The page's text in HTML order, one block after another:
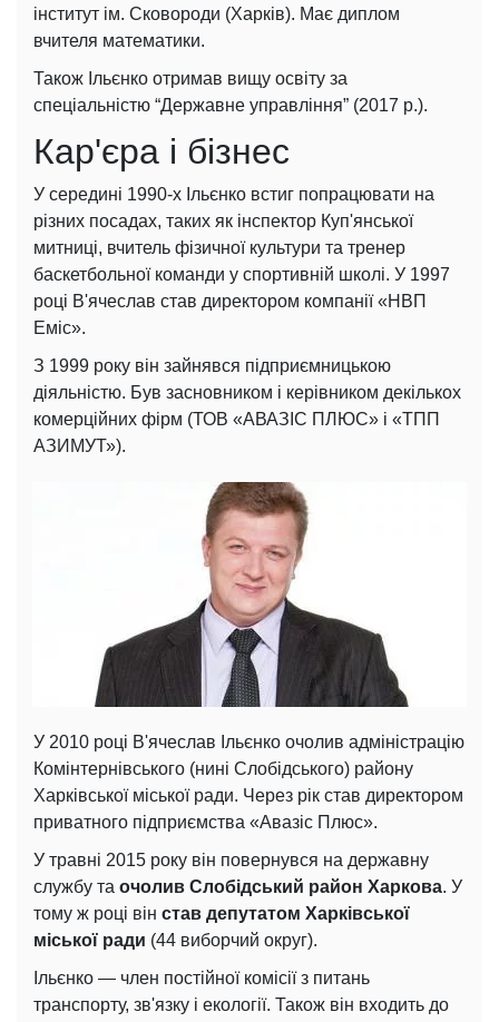
інститут ім. Сковороди (Харків). Має диплом
вчителя математики.
Також Ільєнко отримав вищу освіту за
спеціальністю “Державне управління” (2017 р.).
Кар'єра і бізнес
У середині 1990-х Ільєнко встиг попрацювати на
різних посадах, таких як інспектор Куп'янської
митниці, вчитель фізичної культури та тренер
баскетбольної команди у спортивній школі. У 1997
році В'ячеслав став директором компанії «НВП
Еміс».
З 1999 року він зайнявся підприємницькою
діяльністю. Був засновником і керівником декількох
комерційних фірм (ТОВ «АВАЗІС ПЛЮС» і «ТПП
АЗИМУТ»).
У 2010 році В'ячеслав Ільєнко очолив адміністрацію
Комінтернівського (нині Слобідського) району
Харківської міської ради. Через рік став директором
приватного підприємства «Авазіс Плюс».
У травні 2015 року він повернувся на державну
службу та очолив Слобідський район Харкова. У
тому ж році він став депутатом Харківської
міської ради (44 виборчий округ).
Ільєнко — член постійної комісії з питань
транспорту, зв'язку і екології. Також він входить до